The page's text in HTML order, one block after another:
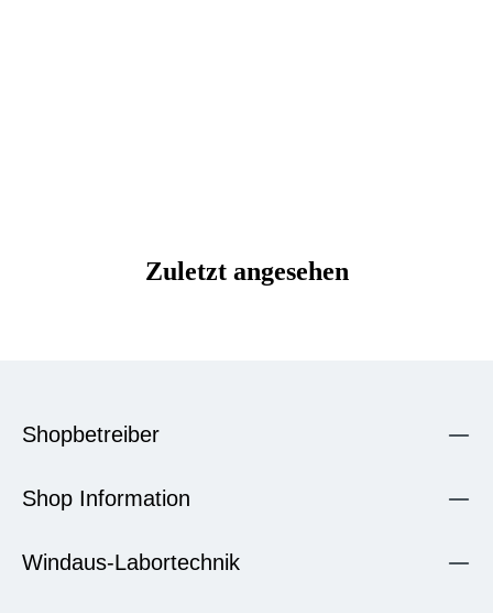
Zuletzt angesehen
Shopbetreiber
Shop Information
Windaus-Labortechnik